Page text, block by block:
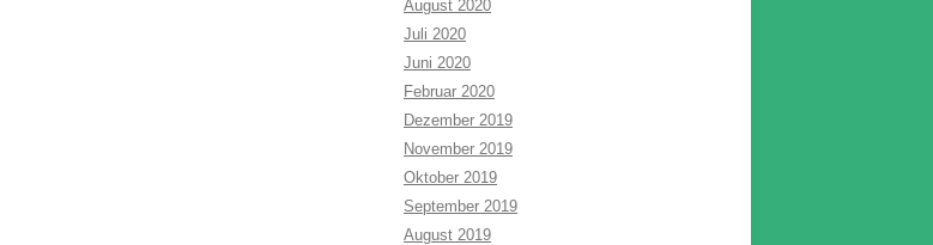
August 2020
Juli 2020
Juni 2020
Februar 2020
Dezember 2019
November 2019
Oktober 2019
September 2019
August 2019